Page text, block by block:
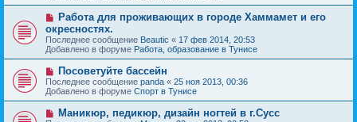
б
щ
е
н
и
е
е
с
о
о
б
щ
е
н
и
е
Н
в
о
е
с
о
б
щ
е
н
Работа для проживающих в городе Хаммамет и его
окресностях.
Последнее сообщение Beautic « 17 фев 2014, 20:53
Добавлено в форуме Работа, образование в Тунисе
Н
о
в
о
е
с
Посоветуйте бассейн
Последнее сообщение panda « 25 ноя 2013, 00:36
Добавлено в форуме Спорт в Тунисе
Н
о
Маникюр, педикюр, дизайн ногтей в г.Сусс